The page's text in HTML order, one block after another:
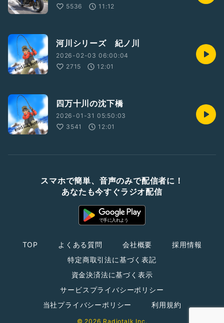
5536
11:12
河川シリーズ 紀ノ川
2026-02-03 06:00:04
2715
12:01
四万十川の沈下橋
2026-01-31 05:50:03
3541
12:01
スマホで簡単、音声のみで配信者に！
あなたも今すぐラジオ配信
TOP よくある質問 会社概要
採用情報
特定商取引法に基づく表記
資金決済法に基づく表示
サービスプライバシーポリシー
当社プライバシーポリシー
利用規約
© 2026 Radiotalk Inc.